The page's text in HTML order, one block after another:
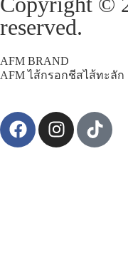
reserved.
AFM BRAND
AFM ไส้กรอกชีสไส้ทะลัก